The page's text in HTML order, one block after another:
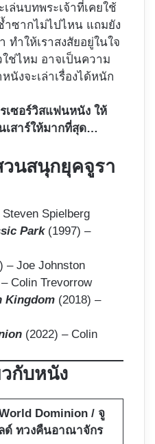
ล่นบทพระเจ้าที่เคยใช้
ซากไม่ไปไหน แถมยัง
ทำให้เราสงสัยอยู่ในใจ
ช่ไหม อาจเป็นความ
นังจะเล่าเรื่องได้หนัก
เซอร์วิสแฟนหนัง ให้
เสาร์ให้มากที่สุด…
นสนุกยุคจูรา
Spielberg
Park(1997) –
– Joe Johnston
Colin Trevorrow
Kingdom (2018) –
(2022) – Colin
วกับหนัง
Dominion / จู
ด์ ทวงคืนอาณาจักร